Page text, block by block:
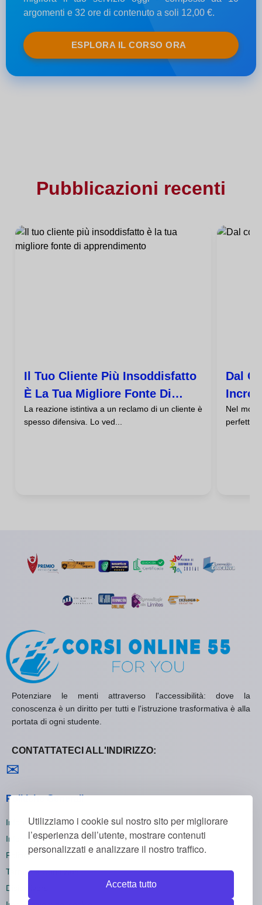
Utilizziamo i cookie sul nostro sito per migliorare
l’esperienza dell’utente, mostrare contenuti
personalizzati e analizzare il nostro traffico.
Accetta tutto
argomenti e 32 ore di contenuto a soli 12,00 €.
ESPLORA IL CORSO ORA
Pubblicazioni recenti
Il Tuo Cliente Più Insoddisfatto
È La Tua Migliore Fonte Di
Apprendimento
La reazione istintiva a un reclamo di un cliente è
spesso difensiva. Lo ved...
Dal
Nel
perfetta,
Potenziare le menti attraverso l'accessibilità: dove la
conoscenza è un diritto per tutti e l'istruzione trasformativa è alla
portata di ogni studente.
CONTATTATECI ALL'INDIRIZZO:
✉
Politiche Generali
Informativa sulla Privacy
Informativa sui Cookie
Politica di Rimborso
Termini e Condizioni
Disiscriversi